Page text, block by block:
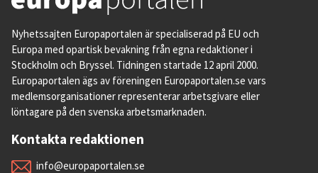
Nyhetssajten Europaportalen är specialiserad på EU och
Europa med opartisk bevakning från egna redaktioner i
Stockholm och Bryssel. Tidningen startade 12 april 2000.
Europaportalen ägs av föreningen Europaportalen.se vars
medlemsorganisationer representerar arbetsgivare eller
löntagare på den svenska arbetsmarknaden.
Kontakta redaktionen
info@europaportalen.se